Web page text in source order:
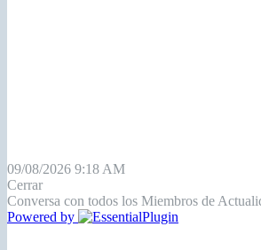
09/08/2026 9:18 AM
Cerrar
Conversa con todos los Miembros de
Powered by